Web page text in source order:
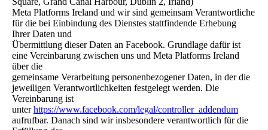
Meta Platforms Ireland und wir sind gemeinsam Verantwortliche
für die bei Einbindung des Dienstes stattfindende Erhebung
Ihrer Daten und
Übermittlung dieser Daten an Facebook. Grundlage dafür ist
eine Vereinbarung zwischen uns und Meta Platforms Ireland
über die
gemeinsame Verarbeitung personenbezogener Daten, in der die
jeweiligen Verantwortlichkeiten festgelegt werden. Die
Vereinbarung ist
unterhttps://www.facebook.com/legal/controller_addendum
aufrufbar. Danach sind wir insbesondere verantwortlich für die